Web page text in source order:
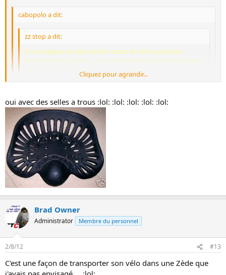
cabopolo a dit:
zz stop a dit:
Et courageux en plus car les routrs du 43 ne sont pas
franchement la plaine , je me rend de temps en temps dans
ce beau departement pour pecher a Fay sur lignon. U N
VOISIN DU 69 EN LIMITE DU 42 :Olivier13_super:
Cliquez pour agrandir...
Mais à force, on s'habitue aux côtes et on ne les sens plus passé
:-D
Puisje carbure à la soupe de choux
naturel
c'est compatible avec une selle ça ? :lol: :lol: :lol:
Cliquez pour agrandir...
oui avec des selles a trous :lol: :lol: :lol: :lol: :lol:
Brad Owner
Administrator Membre du personnel
2/8/12 #13
C'est une façon de transporter son vélo dans une Zède que